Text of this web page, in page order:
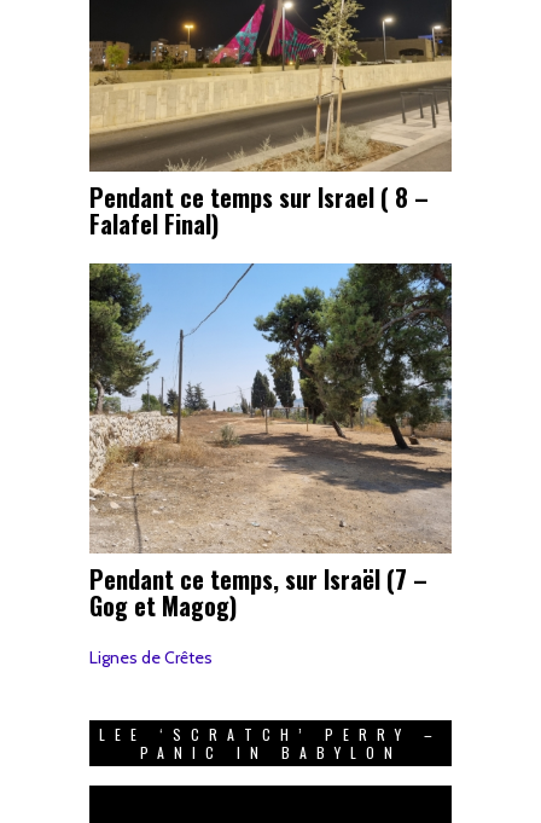
Pendant ce temps sur Israel ( 8 –
Falafel Final)
Pendant ce temps, sur Israël (7 –
Gog et Magog)
Lignes de Crêtes
LEE ‘SCRATCH’ PERRY –
PANIC IN BABYLON